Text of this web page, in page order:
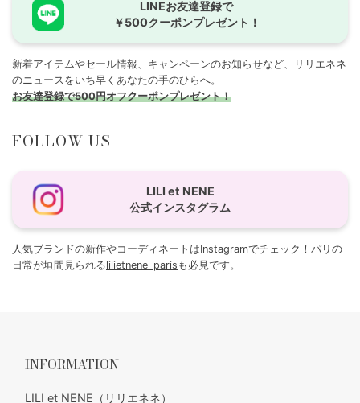
LINEお友達登録で
￥500クーポンプレゼント！
新着アイテムやセール情報、キャンペーンのお知らせなど、リリエネネ
のニュースをいち早くあなたの手のひらへ。
お友達登録で500円オフクーポンプレゼント！
FOLLOW US
LILI et NENE
公式インスタグラム
人気ブランドの新作やコーディネートはInstagramでチェック！パリの
日常が垣間見られるlilietnene_paris も必見です。
INFORMATION
LILI et NENE（リリエネネ）